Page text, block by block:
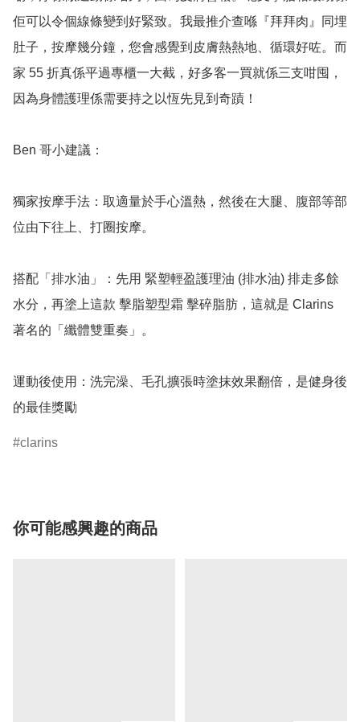
佢可以令個線條變到好緊致。我最推介查喺『拜拜肉』同埋
肚子，按摩幾分鐘，您會感覺到皮膚熱熱地、循環好咗。而
家 55 折真係平過專櫃一大截，好多客一買就係三支咁囤，
因為身體護理係需要持之以恆先見到奇蹟！
Ben 哥小建議：
獨家按摩手法：取適量於手心溫熱，然後在大腿、腹部等部
位由下往上、打圈按摩。
搭配「排水油」：先用 緊塑輕盈護理油 (排水油) 排走多餘
水分，再塗上這款 擊脂塑型霜 擊碎脂肪，這就是 Clarins
著名的「纖體雙重奏」。
運動後使用：洗完澡、毛孔擴張時塗抹效果翻倍，是健身後
的最佳獎勵
clarins
你可能感興趣的商品